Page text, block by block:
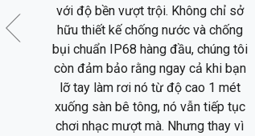
với độ bền vượt trội. Không chỉ sở
hữu thiết kế chống nước và chống
bụi chuẩn IP68 hàng đầu, chúng tôi
còn đảm bảo rằng ngay cả khi bạn
lỡ tay làm rơi nó từ độ cao 1 mét
xuống sàn bê tông, nó vẫn tiếp tục
chơi nhạc mượt mà. Nhưng thay vì